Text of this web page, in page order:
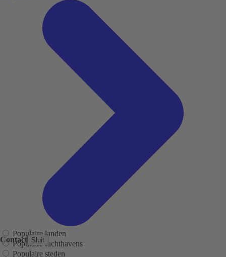
Contact Sluit
Populaire landen
Populaire luchthavens
Populaire steden